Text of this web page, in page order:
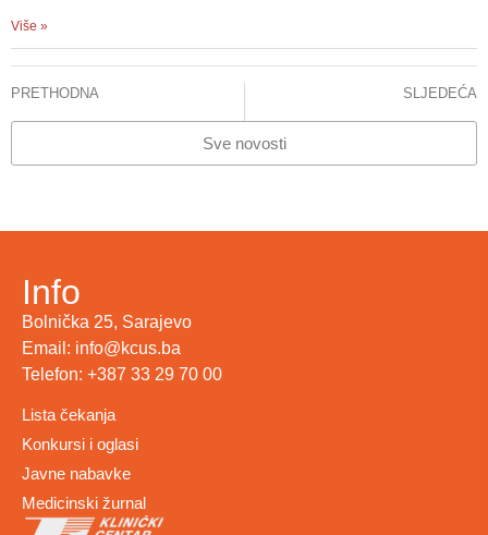
Više »
PRETHODNA SLJEDEĆA
Sve novosti
Info
Bolnička 25, Sarajevo
Email: info@kcus.ba
Telefon: +387 33 29 70 00
Lista čekanja
Konkursi i oglasi
Javne nabavke
Medicinski žurnal